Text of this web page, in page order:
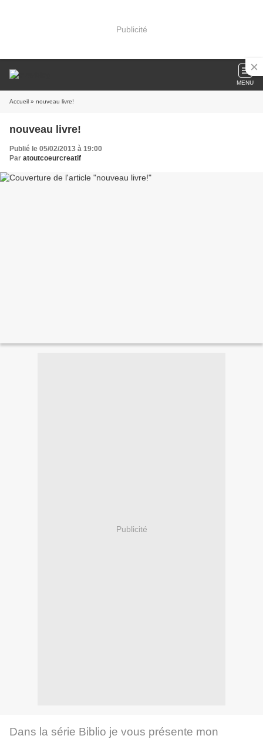
Publicité
MENU
Accueil » nouveau livre!
nouveau livre!
Publié le 05/02/2013 à 19:00
Par atoutcoeurcreatif
Publicité
Dans la série Biblio je vous présente mon